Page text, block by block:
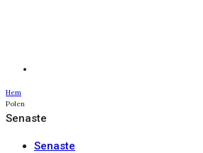
Hem
Polen
Senaste
Senaste